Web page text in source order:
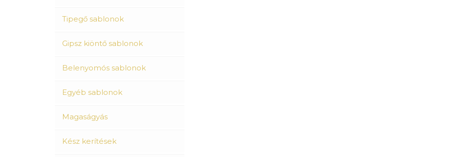
Tipegő sablonok
Gipsz kiöntő sablonok
Belenyomós sablonok
Egyéb sablonok
Magaságyás
Kész kerítések